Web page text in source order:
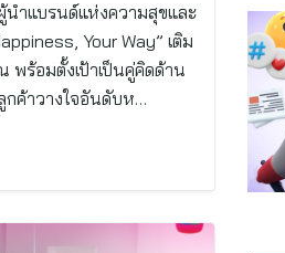
นำแบรนด์แห่งความสุขและ
Your Way” เติม
พร้อมตั้งเป้าเป็นคู่คิดด้าน
ค้าวางใจอันดับห…